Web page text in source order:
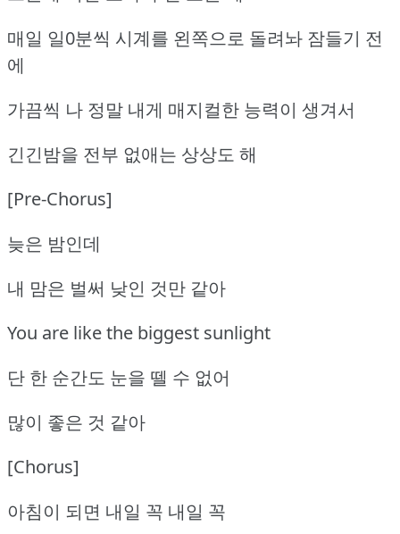
매일 일0분씩 시계를 왼쪽으로 돌려놔 잠들기 전
에
가끔씩 나 정말 내게 매지컬한 능력이 생겨서
긴긴밤을 전부 없애는 상상도 해
[Pre-Chorus]
늦은 밤인데
내 맘은 벌써 낮인 것만 같아
You are like the biggest sunlight
단 한 순간도 눈을 뗄 수 없어
많이 좋은 것 같아
[Chorus]
아침이 되면 내일 꼭 내일 꼭